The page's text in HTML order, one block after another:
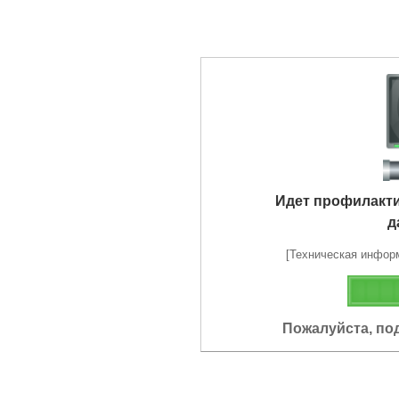
Идет
[Техническая
Пожалуйста,